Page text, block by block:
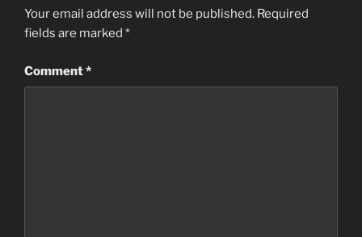
Your email address will not be published. Required
fields are marked *
Comment*